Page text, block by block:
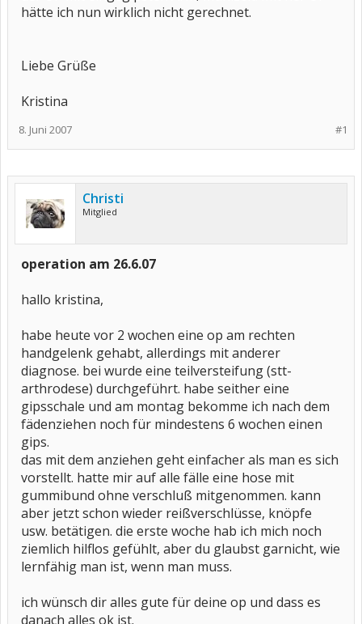
hätte ich nun wirklich nicht gerechnet.
Liebe Grüße
Kristina
#1
8. Juni 2007
Christi
Mitglied
operation am 26.6.07
hallo kristina,
habe heute vor 2 wochen eine op am rechten
handgelenk gehabt, allerdings mit anderer
diagnose. bei wurde eine teilversteifung (stt-
arthrodese) durchgeführt. habe seither eine
gipsschale und am montag bekomme ich nach dem
fädenziehen noch für mindestens 6 wochen einen
gips.
das mit dem anziehen geht einfacher als man es sich
vorstellt. hatte mir auf alle fälle eine hose mit
gummibund ohne verschluß mitgenommen. kann
aber jetzt schon wieder reißverschlüsse, knöpfe
usw. betätigen. die erste woche hab ich mich noch
ziemlich hilflos gefühlt, aber du glaubst garnicht, wie
lernfähig man ist, wenn man muss.
ich wünsch dir alles gute für deine op und dass es
danach alles ok ist.